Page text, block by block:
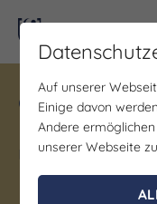
Gewinne ein
Unstrut!
möglich.
Auf unserer
Einige davon
Andere
unserer Webseite